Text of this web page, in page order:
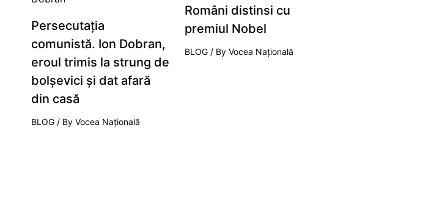
Persecutaţia
comunistă. Ion Dobran,
eroul trimis la strung de
bolşevici şi dat afară
din casă
BLOG/ By Vocea Națională
Români distinsi cu
premiul Nobel
BLOG/ By Vocea Națională